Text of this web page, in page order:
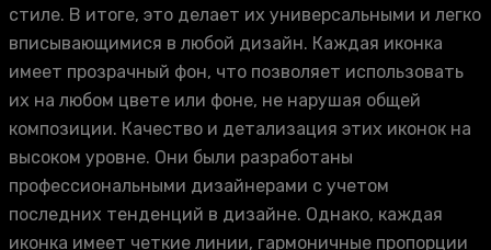
стиле. В итоге, это делает их универсальными и легко
вписывающимися в любой дизайн. Каждая иконка
имеет прозрачный фон, что позволяет использовать
их на любом цвете или фоне, не нарушая общей
композиции. Качество и детализация этих иконок на
высоком уровне. Они были разработаны
профессиональными дизайнерами с учетом
последних тенденций в дизайне. Однако, каждая
иконка имеет четкие линии, гармоничные пропорции